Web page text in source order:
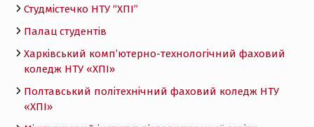
Студмістечко НТУ “ХПІ”
Палац студентів
Харківський комп’ютерно-технологічний фаховий
коледж НТУ «ХПI»
Полтавський політехнічний фаховий коледж НТУ
«ХПI»